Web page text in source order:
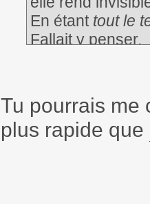
En étant tout le
Fallait y penser.
Tu pourrais me
plus rapide que